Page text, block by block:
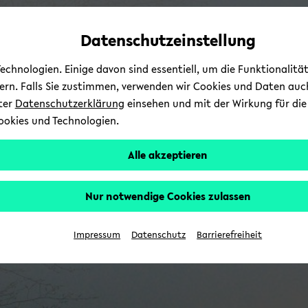
Automatische
vermeiden
zum
wechseln
zum
wechseln
zum
wechseln
Datenschutzeinstellung
Einige davon sind essentiell, um die
Falls Sie zustimmen, verwenden wir Cookies und Daten
Datenschutzerklärung einsehen und mit der Wirkung für
und Technologien.
Alle akzeptieren
Nur notwendige Cookies zulassen
Impressum Datenschutz Barrierefreiheit